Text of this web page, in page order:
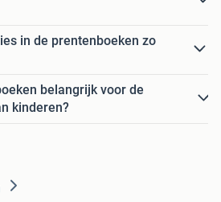
in de prentenboeken zo
belangrijk voor de
kinderen?